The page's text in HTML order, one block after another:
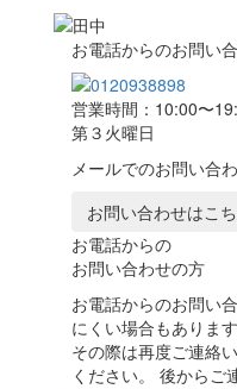
お電話からのお問い
営業時間：10:00〜
第３火曜日
メールでのお問い合
お問い合わせはこ
お電話からの
お問い合わせの方
お電話からのお問い
にくい場合もあります
その際は再度ご連絡
ください。 後からご